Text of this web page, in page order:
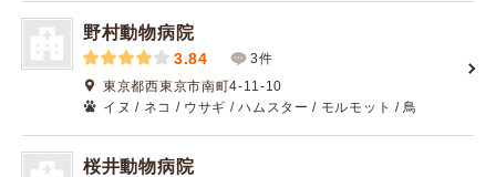
野村動物病院
3.84
3件
東京都西東京市南町4-11-10
イヌ / ネコ / ウサギ / ハムスター / モルモット / 鳥
桜井動物病院